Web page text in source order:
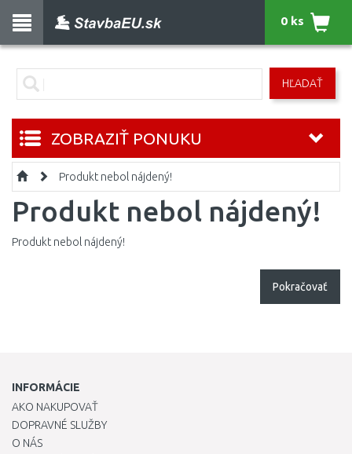
HĽADAŤ
0 ks
ZOBRAZIŤ PONUKU
Produkt nebol nájdený!
Produkt nebol nájdený!
Produkt nebol nájdený!
Pokračovať
INFORMÁCIE
AKO NAKUPOVAŤ
DOPRAVNÉ SLUŽBY
O NÁS